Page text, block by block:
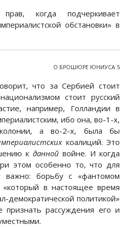
когда подчеркивает
обстановки» в
О БРОШЮРЕ ЮНИУСА 5
что за Сербией стоит
стоит русский
например, Голландии в
ибо она, во-1-х,
а во-2-х, была бы
коалиций. Это
к данной войне. И когда
этом особенно то, что для
важно: борьбу с «фантомом
в настоящее время
демократической политикой»
рассуждения его и